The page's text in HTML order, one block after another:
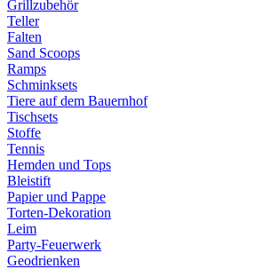
Grillzubehör
Teller
Falten
Sand Scoops
Ramps
Schminksets
Tiere auf dem Bauernhof
Tischsets
Stoffe
Tennis
Hemden und Tops
Bleistift
Papier und Pappe
Torten-Dekoration
Leim
Party-Feuerwerk
Geodrienken